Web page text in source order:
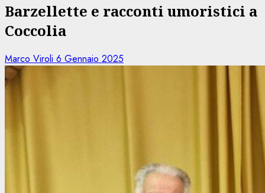
Barzellette e racconti umoristici a
Coccolia
Marco Viroli 6 Gennaio 2025